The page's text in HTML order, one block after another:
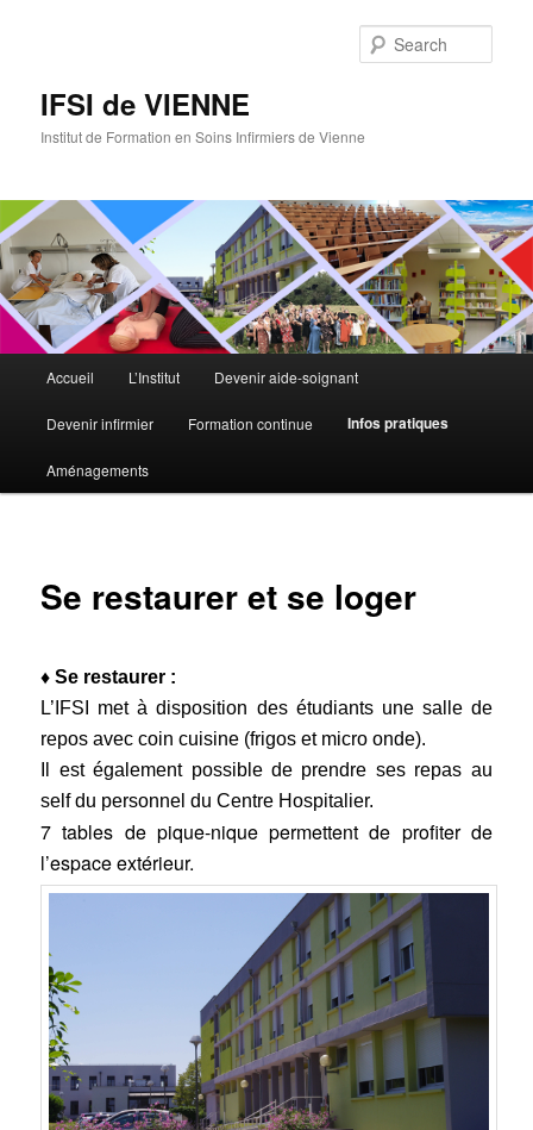
IFSI de VIENNE
Institut de Formation en Soins Infirmiers de Vienne
Skip
to
primary
Accueil L’Institut Devenir aide-soignant
Devenir infirmier Formation continue Infos pratiques
Aménagements
Se restaurer et se loger
♦ Se restaurer :
L’IFSI met à disposition des étudiants une salle de
repos avec coin cuisine (frigos et micro onde).
Il est également possible de prendre ses repas au
self du personnel du Centre Hospitalier.
7 tables de pique-nique permettent de profiter de
l’espace extérieur.